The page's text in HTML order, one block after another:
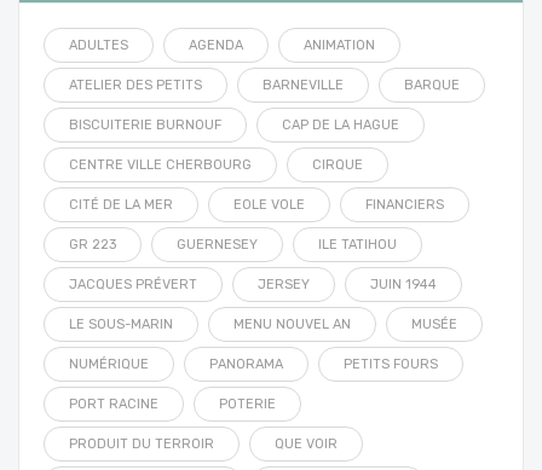
ADULTES AGENDA ANIMATION
ATELIER DES PETITS BARNEVILLE BARQUE
BISCUITERIE BURNOUF CAP DE LA HAGUE
CENTRE VILLE CHERBOURG CIRQUE
CITÉ DE LA MER EOLE VOLE FINANCIERS
GR 223 GUERNESEY ILE TATIHOU
JACQUES PRÉVERT JERSEY JUIN 1944
LE SOUS-MARIN MENU NOUVEL AN MUSÉE
NUMÉRIQUE PANORAMA PETITS FOURS
PORT RACINE POTERIE
PRODUIT DU TERROIR QUE VOIR